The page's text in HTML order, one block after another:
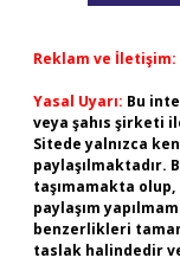
Reklam ve İletişim:
Yasal Uyarı: Bu
veya şahıs şirketi
Sitede yalnızca
paylaşılmaktadır.
taşımamakta
paylaşım
benzerlikleri
taslak halindedir